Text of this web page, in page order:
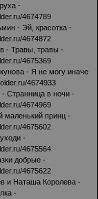
-
4674789
- Эй, красотка -
4674872
- Травы, травы -
4675369
- Я не могу иначе
4674933
Странница в ночи -
4674969
маленький принц -
4675602
-
4675564
добрые -
4675622
и Наташа Королева -
-